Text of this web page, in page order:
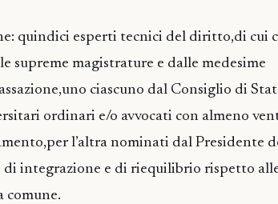
quindici esperti tecnici del diritto,di cui
supreme magistrature e dalle medesime
ciascuno dal Consiglio di
ordinari e/o avvocati con almeno
l’altra nominati dal Presidente
integrazione e di riequilibrio rispetto
comune.